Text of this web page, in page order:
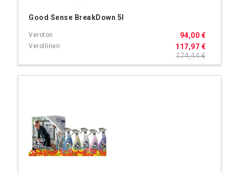
Good Sense BreakDown 5l
117,97 €
94,00 €
174,44 €